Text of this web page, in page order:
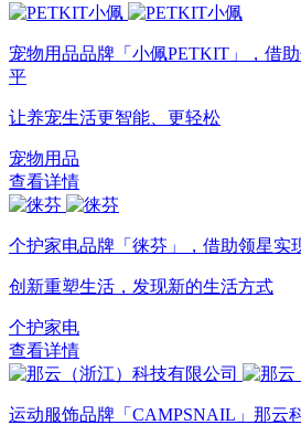
宠物用品品牌「小佩PETKIT」，借
平
让养宠生活更智能、更轻松
宠物用品
查看详情
个护家电品牌「徕芬」，借助领星实
创新重塑生活，发现新的生活方式
个护家电
查看详情
运动服饰品牌「CAMPSNAIL」那云